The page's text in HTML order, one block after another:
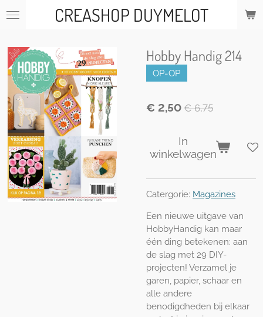
Ga
de
hoofdinhoud
CREASHOP DUYMELOT
Hobby Handig 214
OP=OP
€ 2,50 € 6,75
In
winkelwagen
Catergorie: Magazines
Een nieuwe uitgave van
HobbyHandig kan maar
één ding betekenen: aan
de slag met 29 DIY-
projecten! Verzamel je
garen, papier, schaar en
alle andere
benodigdheden bij elkaar